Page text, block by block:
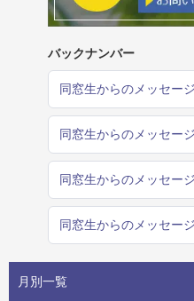
バックナンバー
同窓生からのメッセー
同窓生からのメッセー
同窓生からのメッセー
同窓生からのメッセー
月別一覧